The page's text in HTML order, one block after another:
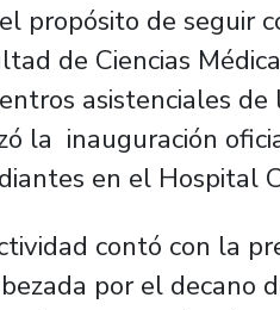
propósito de seguir
de Ciencias
asistenciales
la inauguración
en el Hospital
contó con la
por el decano